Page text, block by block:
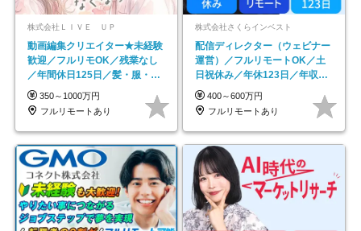
株式会社ＬＩＶＥ ＵＰ
動画編集クリエイター★未経験
歓迎／フルリモOK／残業なし
／年間休日125日／髪・服・ネ
イル自由／研修充実で安心
350～1000万円
フルリモートあり
株式会社さくらインベスト
配信ディレクター（ウェビナー
運営）／フルリモートOK／土
日祝休み／年休123日／年収
600万円可
400～600万円
フルリモートあり